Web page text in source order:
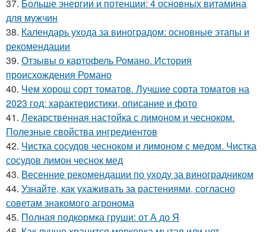
37. Больше энергии и потенции: 4 основных витамина
для мужчин
38. Календарь ухода за виноградом: основные этапы и
рекомендации
39. Отзывы о картофель Романо. История
происхождения Романо
40. Чем хорош сорт томатов. Лучшие сорта томатов на
2023 год: характеристики, описание и фото
41. Лекарственная настойка с лимоном и чесноком.
Полезные свойства ингредиентов
42. Чистка сосудов чесноком и лимоном с медом. Чистка
сосудов лимон чеснок мед
43. Весенние рекомендации по уходу за виноградником
44. Узнайте, как ухаживать за растениями, согласно
советам знакомого агронома
45. Полная подкормка груши: от А до Я